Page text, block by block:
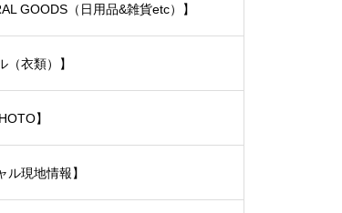
GOODS（日用品&雑貨etc）】
（衣類）】
】
ル現地情報】